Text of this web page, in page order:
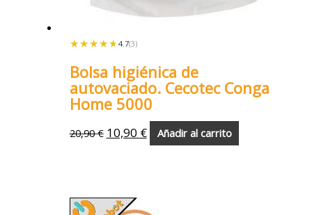
★★★★★
★★★★★ 4.7(3)
Bolsa higiénica de
autovaciado. Cecotec Conga
Home 5000
20,90€ 10,90 € Añadir al carrito